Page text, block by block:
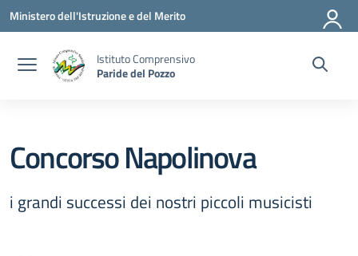
Vai ai contenuti
Vai al menu di navigazione
Vai al footer
Ministero dell'Istruzione e del Merito
Istituto Comprensivo
Paride del Pozzo
Concorso Napolinova
i grandi successi dei nostri piccoli musicisti